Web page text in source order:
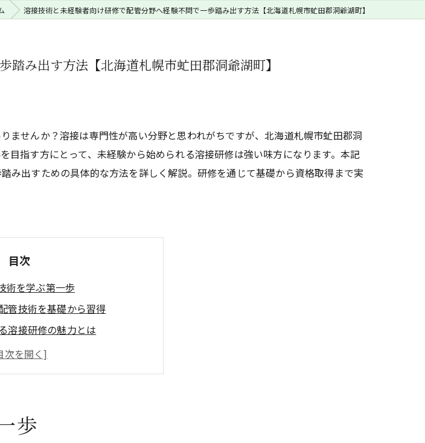
溶接技術と未経験者向け研修で配管分野へ経験不問で一歩踏み出す方法【北海道札幌市虻田郡洞爺湖町】
み出す方法【北海道札幌市虻田郡洞爺湖町】
せんか？溶接は専門性が高い分野と思われがちですが、北海道札幌市虻田郡洞
指す方にとって、未経験から始められる溶接研修は強い味方になります。本記
み出すための具体的な方法を詳しく解説。研修を通じて基礎から資格取得まで実
目次
術を学ぶ第一歩
管技術を基礎から習得
溶接研修の魅力とは
から挑戦する方法を解説
研修で身につくスキル
験不問で可能に
溶接分野のキャリア形成
歩